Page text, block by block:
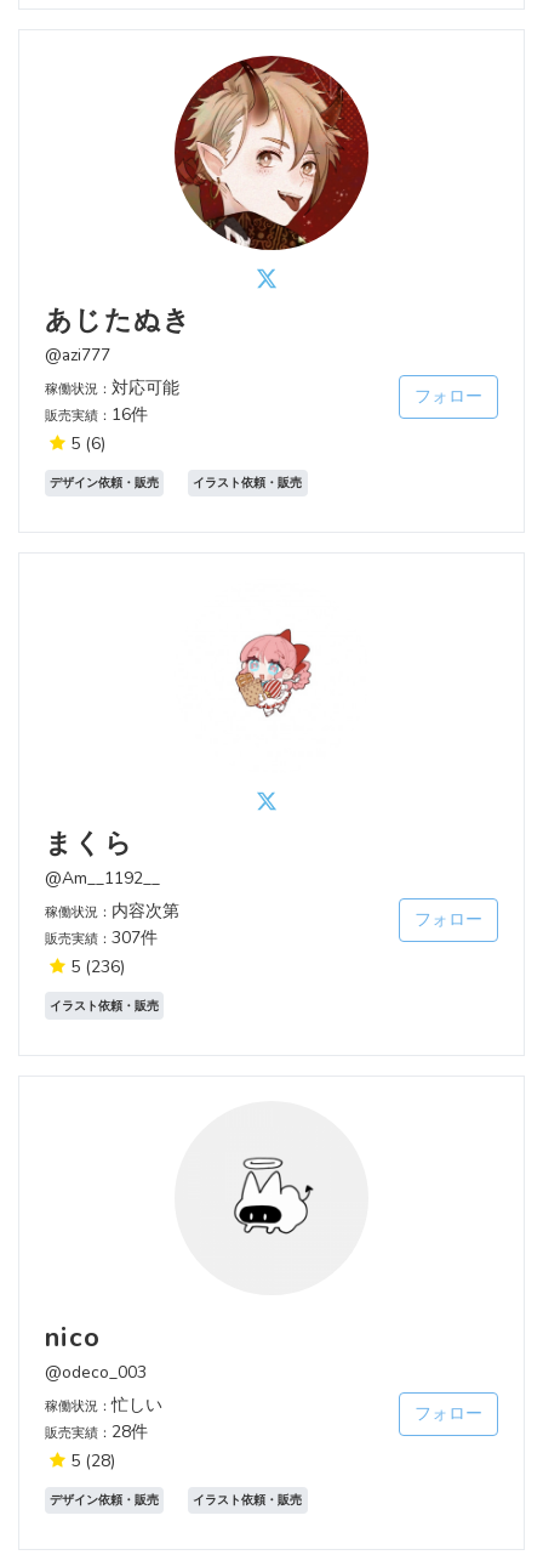
あじたぬき
@azi777
稼働状況： 対応可能
販売実績： 16件
5 (6)
フォロー
デザイン依頼・販売 イラスト依頼・販売
まくら
@Am__1192__
稼働状況： 内容次第
販売実績： 307件
5 (236)
フォロー
イラスト依頼・販売
nico
@odeco_003
稼働状況：忙しい
販売実績： 28件
5 (28)
フォロー
デザイン依頼・販売 イラスト依頼・販売